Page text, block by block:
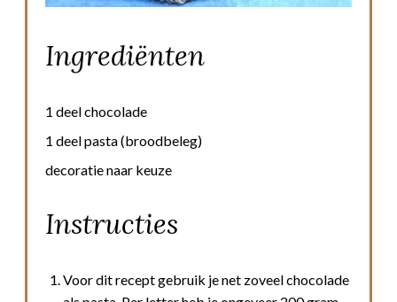
Ingrediënten
1 deel chocolade
1 deel pasta (broodbeleg)
decoratie naar keuze
Instructies
Voor dit recept gebruik je net zoveel chocolade